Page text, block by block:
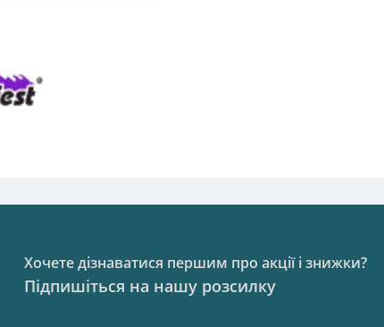
Хочете дізнаватися першим про акції і знижки?
Підпишіться на нашу розсилку